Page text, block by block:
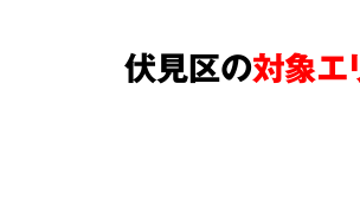
伏見区の対象エ